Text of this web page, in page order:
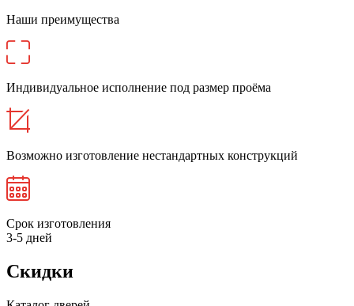
Наши преимущества
Индивидуальное исполнение под размер проёма
Возможно изготовление нестандартных конструкций
Срок изготовления
3-5 дней
Скидки